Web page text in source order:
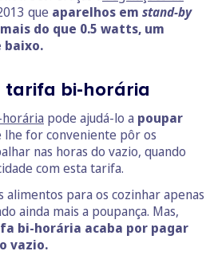
que aparelhos em stand-by
do que 0.5 watts, um
baixo.
tarifa bi-horária
pode ajudá-lo a poupar
lhe for conveniente pôr os
nas horas do vazio, quando
com esta tarifa.
para os cozinhar apenas
ainda mais a poupança. Mas,
bi-horária acaba por pagar
vazio.